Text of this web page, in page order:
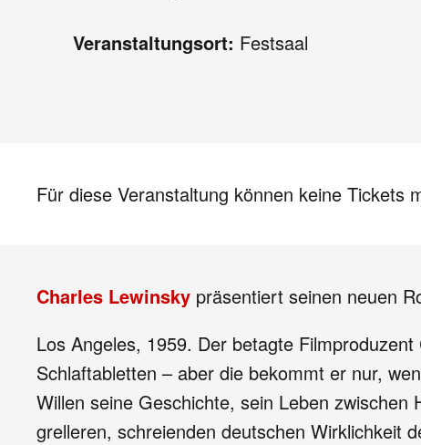
Veranstaltungsort: Festsaal
Für diese Veranstaltung können keine Tickets
Charles Lewinsky präsentiert seinen neuen
Los Angeles, 1959. Der betagte
Schlaftabletten – aber die bekommt er nur,
Willen seine Geschichte, sein Leben
grelleren, schreienden deutschen Wirklichkeit